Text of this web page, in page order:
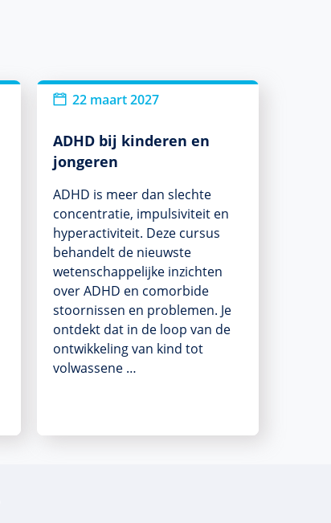
22 maart 2027
ADHD bij kinderen en
jongeren
ADHD is meer dan slechte
concentratie, impulsiviteit en
hyperactiviteit. Deze cursus
behandelt de nieuwste
wetenschappelijke inzichten
over ADHD en comorbide
stoornissen en problemen. Je
ontdekt dat in de loop van de
ontwikkeling van kind tot
volwassene …